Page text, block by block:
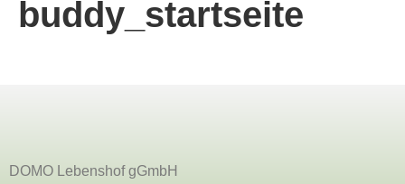
buddy_startseite
DOMO Lebenshof gGmbH